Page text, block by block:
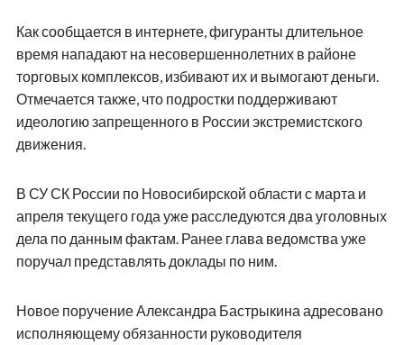
Как сообщается в интернете, фигуранты длительное
время нападают на несовершеннолетних в районе
торговых комплексов, избивают их и вымогают деньги.
Отмечается также, что подростки поддерживают
идеологию запрещенного в России экстремистского
движения.
В СУ СК России по Новосибирской области с марта и
апреля текущего года уже расследуются два уголовных
дела по данным фактам. Ранее глава ведомства уже
поручал представлять доклады по ним.
Новое поручение Александра Бастрыкина адресовано
исполняющему обязанности руководителя